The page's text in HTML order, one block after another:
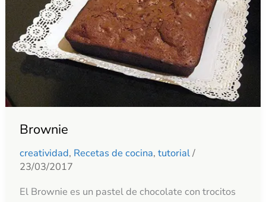
Brownie
creatividad, Recetas de cocina,tutorial/
23/03/2017
El Brownie es un pastel de chocolate con trocitos